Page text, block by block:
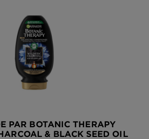
PAR BOTANIC THERAPY
& BLACK SEED OIL